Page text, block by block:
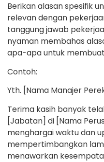
Berikan alasan spesifik
relevan dengan
tanggung jawab
nyaman membahas
apa-apa untuk
Contoh:
Yth. [Nama Manajer
Terima kasih banyak
[Jabatan] di [Nama
menghargai waktu dan
mempertimbangkan
menawarkan